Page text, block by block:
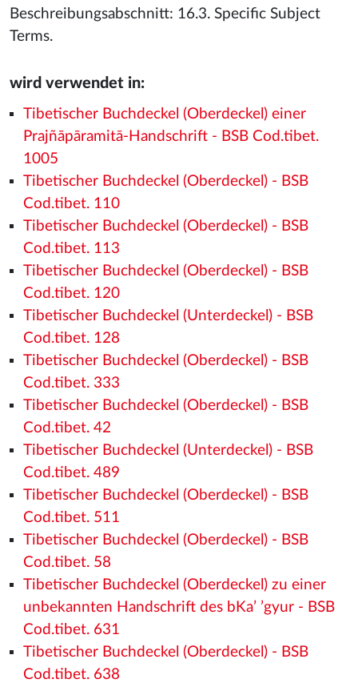
Beschreibungsabschnitt: 16.3. Specific Subject
Terms.
wird verwendet in:
Tibetischer Buchdeckel (Oberdeckel) einer
Prajñāpāramitā-Handschrift - BSB Cod.tibet.
1005
Tibetischer Buchdeckel (Oberdeckel) - BSB
Cod.tibet. 110
Tibetischer Buchdeckel (Oberdeckel) - BSB
Cod.tibet. 113
Tibetischer Buchdeckel (Oberdeckel) - BSB
Cod.tibet. 120
Tibetischer Buchdeckel (Unterdeckel) - BSB
Cod.tibet. 128
Tibetischer Buchdeckel (Oberdeckel) - BSB
Cod.tibet. 333
Tibetischer Buchdeckel (Oberdeckel) - BSB
Cod.tibet. 42
Tibetischer Buchdeckel (Unterdeckel) - BSB
Cod.tibet. 489
Tibetischer Buchdeckel (Oberdeckel) - BSB
Cod.tibet. 511
Tibetischer Buchdeckel (Oberdeckel) - BSB
Cod.tibet. 58
Tibetischer Buchdeckel (Oberdeckel) zu einer
unbekannten Handschrift des bKa’ ’gyur - BSB
Cod.tibet. 631
Tibetischer Buchdeckel (Oberdeckel) - BSB
Cod.tibet. 638